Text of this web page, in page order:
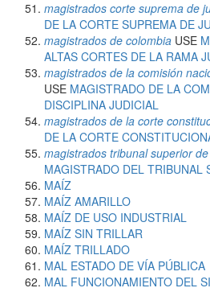
magistrados corte suprema de
DE LA CORTE SUPREMA DE
magistrados de colombia USE
ALTAS CORTES DE LA RAMA
magistrados de la comisión
USE MAGISTRADO DE LA
DISCIPLINA JUDICIAL
magistrados de la corte
DE LA CORTE
magistrados tribunal superior
MAGISTRADO DEL TRIBUNAL
MAÍZ
MAÍZ AMARILLO
MAÍZ DE USO INDUSTRIAL
MAÍZ SIN TRILLAR
MAÍZ TRILLADO
MAL ESTADO DE VÍA PÚBLICA
MAL FUNCIONAMIENTO DEL